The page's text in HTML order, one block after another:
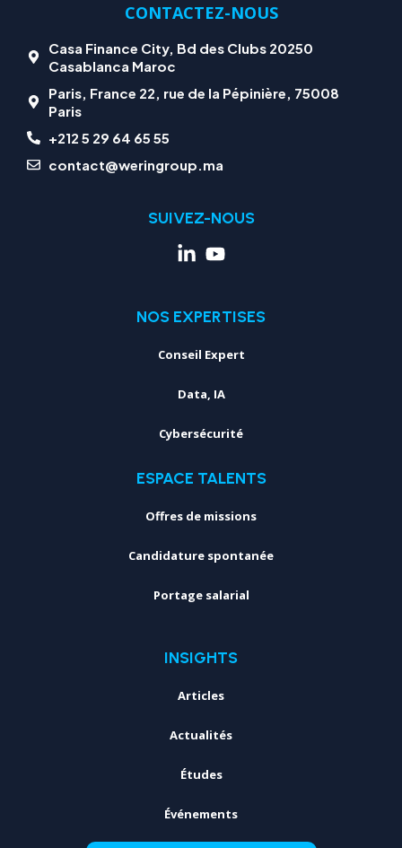
CONTACTEZ-NOUS
Casa Finance City, Bd des Clubs 20250
Casablanca Maroc
Paris, France 22, rue de la Pépinière, 75008
Paris
+212 5 29 64 65 55
contact@weringroup.ma
SUIVEZ-NOUS
NOS EXPERTISES
Conseil Expert
Data, IA
Cybersécurité
ESPACE TALENTS
Offres de missions
Candidature spontanée
Portage salarial
INSIGHTS
Articles
Actualités
Études
Événements